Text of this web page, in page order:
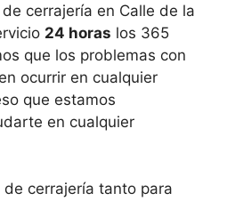
cerrajería en Calle de la
24 horas los 365
que los problemas con
ocurrir en cualquier
que estamos
en cualquier
cerrajería tanto para